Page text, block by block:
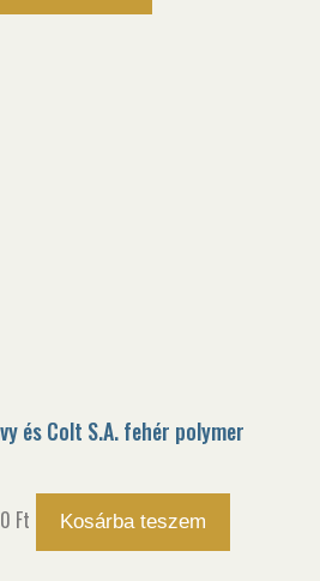
és Colt S.A. fehér polymer
Ft Current
Kosárba teszem